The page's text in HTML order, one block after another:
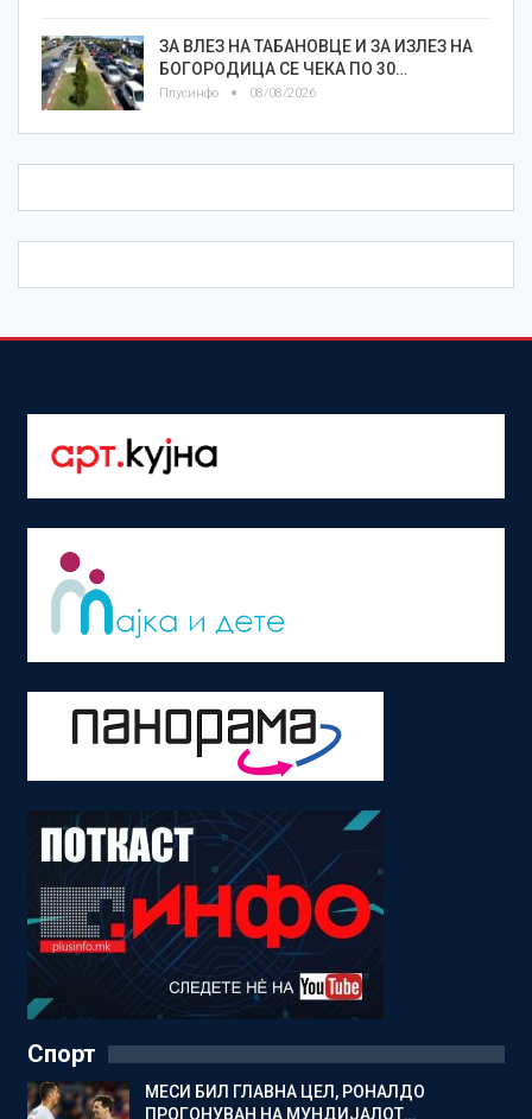
ЗА ВЛЕЗ НА ТАБАНОВЦЕ И ЗА ИЗЛЕЗ НА
БОГОРОДИЦА СЕ ЧЕКА ПО 30…
Плусинфо 08/08/2026
Спорт
МЕСИ БИЛ ГЛАВНА ЦЕЛ, РОНАЛДО
ПРОГОНУВАН НА МУНДИЈАЛОТ…